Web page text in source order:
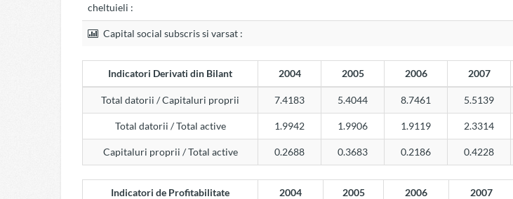
cheltuieli :
Capital social subscris si varsat :
Indicatori Derivati din Bilant 2004 2005 2006 2007
Total datorii / Capitaluri proprii 7.4183 5.4044 8.7461 5.5139
Total datorii / Total active 1.9942 1.9906 1.9119 2.3314
Capitaluri proprii / Total active 0.2688 0.3683 0.2186 0.4228
Indicatori de Profitabilitate 2004 2005 2006 2007